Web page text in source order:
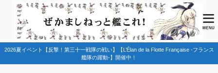
MENU
2026夏イベント【反撃！第三十一戦隊の戦い】【L’Élan de la Flotte Française -フランス
艦隊の躍動-】開催中！
目次
1